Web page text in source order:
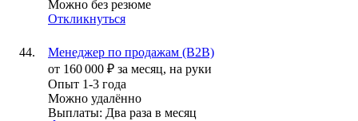
Можно без резюме
Откликнуться
Менеджер по продажам (B2B)
от 160 000 ₽ за месяц, на руки
Опыт 1-3 года
Можно удалённо
Выплаты: Два раза в месяц